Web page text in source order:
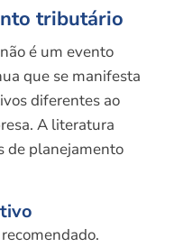
tributário
é um evento
que se manifesta
diferentes ao
A literatura
de planejamento